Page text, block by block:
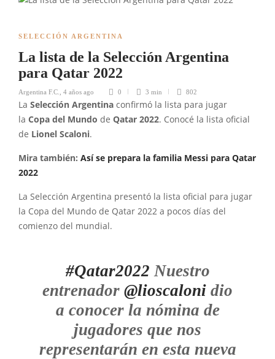
SELECCIÓN ARGENTINA
La lista de la Selección Argentina
para Qatar 2022
Argentina F.C. 4 años ago 0 3 min 802
La Selección Argentina confirmó la lista para jugar
la Copa del Mundo de Qatar 2022. Conocé la lista oficial
de Lionel Scaloni.
Mira también: Así se prepara la familia Messi para Qatar
2022
La Selección Argentina presentó la lista oficial para jugar
la Copa del Mundo de Qatar 2022 a pocos días del
comienzo del mundial.
#Qatar2022 Nuestro
entrenador @lioscaloni dio
a conocer la nómina de
jugadores que nos
representarán en esta nueva